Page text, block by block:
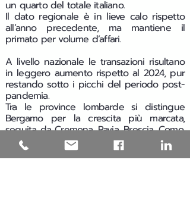
un quarto del totale italiano.
Il dato regionale è in lieve calo rispetto
all’anno precedente, ma mantiene il
primato per volume d’affari.
A livello nazionale le transazioni risultano
in leggero aumento rispetto al 2024, pur
restando sotto i picchi del periodo post-
pandemia.
Tra le province lombarde si distingue
Bergamo per la crescita più marcata,
seguita da Cremona, Pavia, Brescia, Como,
Mantova e Monza Brianza. In flessione
moderata risultano invece Lecco, Sondrio,